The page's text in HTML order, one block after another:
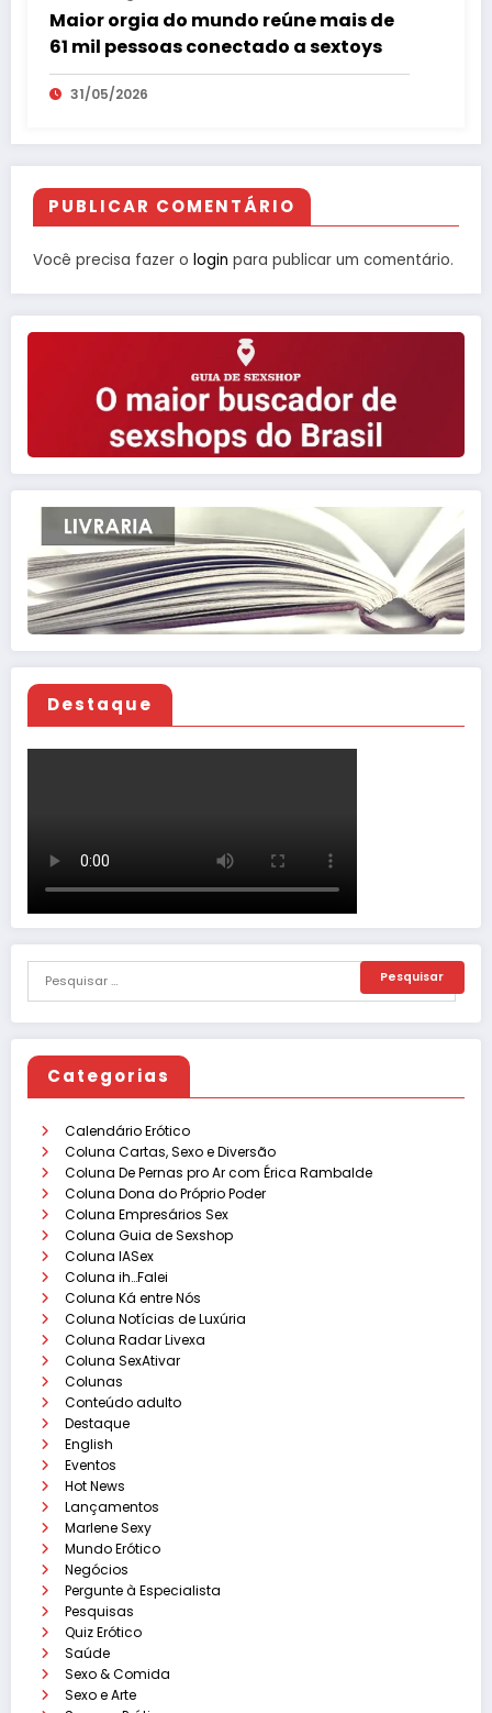
Maior orgia do mundo reúne mais de
61 mil pessoas conectado a sextoys
31/05/2026
PUBLICAR COMENTÁRIO
Você precisa fazer o login para publicar um comentário.
Destaque
Categorias
Calendário Erótico
Coluna Cartas, Sexo e Diversão
Coluna De Pernas pro Ar com Érica Rambalde
Coluna Dona do Próprio Poder
Coluna Empresários Sex
Coluna Guia de Sexshop
Coluna IASex
Coluna ih…Falei
Coluna Ká entre Nós
Coluna Notícias de Luxúria
Coluna Radar Livexa
Coluna SexAtivar
Colunas
Conteúdo adulto
Destaque
English
Eventos
Hot News
Lançamentos
Marlene Sexy
Mundo Erótico
Negócios
Pergunte à Especialista
Pesquisas
Quiz Erótico
Saúde
Sexo & Comida
Sexo e Arte